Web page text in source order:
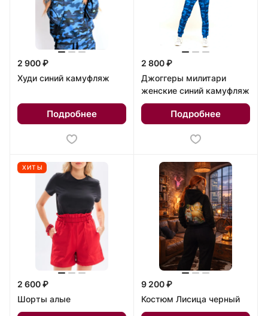
2 900 ₽
Худи синий камуфляж
Подробнее
2 800 ₽
Джоггеры милитари
женские синий камуфляж
Подробнее
ХИТЫ
2 600 ₽
Шорты алые
9 200 ₽
Костюм Лисица черный